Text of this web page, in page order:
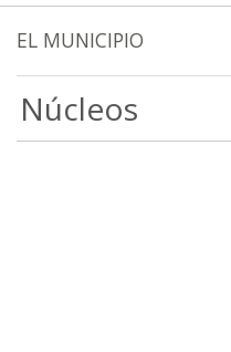
EL MUNICIPIO
Núcleos